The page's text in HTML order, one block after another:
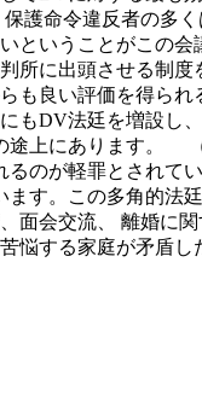
護命令違反者の多
ということがこの会
所に出頭させる制
も良い評価を得られ
もDV法廷を増設し
途上にあります。
のが軽罪とされてい
す。この多角的法
面会交流、 離婚に
悩する家庭が矛盾